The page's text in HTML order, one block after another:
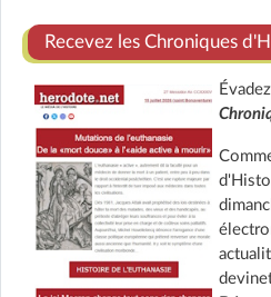
Recevez les Chroniques